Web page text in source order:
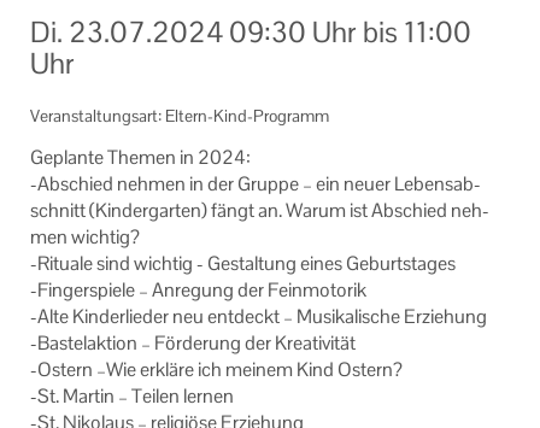
Di. 23.07.202409:30 Uhr bis 11:00
Uhr
Veranstaltungsart: Eltern-Kind-Programm
Ge­plan­te The­men in 2024:
-​Abschied neh­men in der Grup­pe – ein neuer Le­bens­ab­
schnitt (Kin­der­gar­ten) fängt an. Warum ist Ab­schied neh­
men wich­tig?
-​Rituale sind wich­tig - Ge­stal­tung eines Ge­burts­ta­ges
-​Fingerspiele – An­re­gung der Fein­mo­to­rik
-Alte Kin­der­lie­der neu ent­deckt – Mu­si­ka­li­sche Er­zie­hung
-​Bastelaktion – För­de­rung der Krea­ti­vi­tät
-​Ostern –Wie er­klä­re ich mei­nem Kind Os­tern?
-St. Mar­tin – Tei­len ler­nen